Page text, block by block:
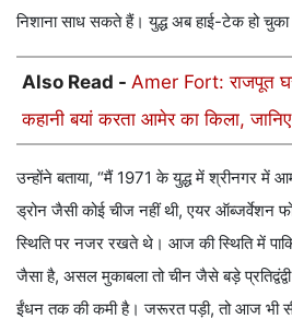
निशाना साध सकते हैं। युद्ध अब हाई-टेक हो चुका
Also Read - Amer Fort: राजपूत
कहानी बयां करता आमेर का किला,
उन्होंने बताया, “मैं 1971 के युद्ध में श्रीनगर में
ड्रोन जैसी कोई चीज नहीं थी, एयर ऑब्जर्वेशन
स्थिति पर नजर रखते थे। आज की स्थिति में
जैसा है, असल मुकाबला तो चीन जैसे बड़े
ईंधन तक की कमी है। जरूरत पड़ी, तो आज भी